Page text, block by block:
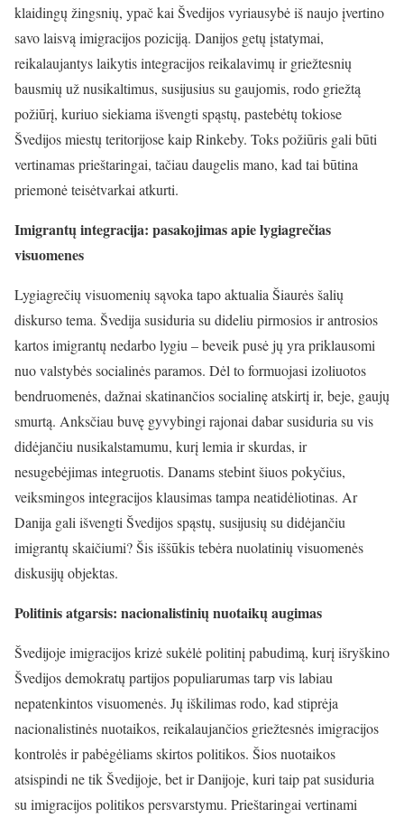
klaidingų žingsnių, ypač kai Švedijos vyriausybė iš naujo įvertino
savo laisvą imigracijos poziciją. Danijos getų įstatymai,
reikalaujantys laikytis integracijos reikalavimų ir griežtesnių
bausmių už nusikaltimus, susijusius su gaujomis, rodo griežtą
požiūrį, kuriuo siekiama išvengti spąstų, pastebėtų tokiose
Švedijos miestų teritorijose kaip Rinkeby. Toks požiūris gali būti
vertinamas prieštaringai, tačiau daugelis mano, kad tai būtina
priemonė teisėtvarkai atkurti.
Imigrantų integracija: pasakojimas apie lygiagrečias
visuomenes
Lygiagrečių visuomenių sąvoka tapo aktualia Šiaurės šalių
diskurso tema. Švedija susiduria su dideliu pirmosios ir antrosios
kartos imigrantų nedarbo lygiu – beveik pusė jų yra priklausomi
nuo valstybės socialinės paramos. Dėl to formuojasi izoliuotos
bendruomenės, dažnai skatinančios socialinę atskirtį ir, beje, gaujų
smurtą. Anksčiau buvę gyvybingi rajonai dabar susiduria su vis
didėjančiu nusikalstamumu, kurį lemia ir skurdas, ir
nesugebėjimas integruotis. Danams stebint šiuos pokyčius,
veiksmingos integracijos klausimas tampa neatidėliotinas. Ar
Danija gali išvengti Švedijos spąstų, susijusių su didėjančiu
imigrantų skaičiumi? Šis iššūkis tebėra nuolatinių visuomenės
diskusijų objektas.
Politinis atgarsis: nacionalistinių nuotaikų augimas
Švedijoje imigracijos krizė sukėlė politinį pabudimą, kurį išryškino
Švedijos demokratų partijos populiarumas tarp vis labiau
nepatenkintos visuomenės. Jų iškilimas rodo, kad stiprėja
nacionalistinės nuotaikos, reikalaujančios griežtesnės imigracijos
kontrolės ir pabėgėliams skirtos politikos. Šios nuotaikos
atsispindi ne tik Švedijoje, bet ir Danijoje, kuri taip pat susiduria
su imigracijos politikos persvarstymu. Prieštaringai vertinami